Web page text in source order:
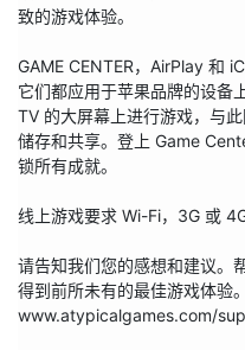
致的游戏体验。
GAME CENTER，AirPlay 和
它们都应用于苹果品牌的设备
TV 的大屏幕上进行游戏，与
储存和共享。登上 Game
锁所有成就。
线上游戏要求 Wi-Fi，3G 或
请告知我们您的感想和建议。
得到前所未有的最佳游戏体验
www.atypicalgames.com/